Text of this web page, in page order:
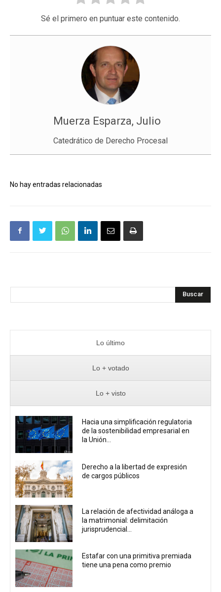
Sé el primero en puntuar este contenido.
Muerza Esparza, Julio
Catedrático de Derecho Procesal
No hay entradas relacionadas
Buscar
Lo último
Lo + votado
Lo + visto
Hacia una simplificación regulatoria
de la sostenibilidad empresarial en
la Unión...
Derecho a la libertad de expresión
de cargos públicos
La relación de afectividad análoga a
la matrimonial: delimitación
jurisprudencial...
Estafar con una primitiva premiada
tiene una pena como premio